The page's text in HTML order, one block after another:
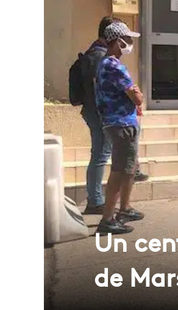
Un
de